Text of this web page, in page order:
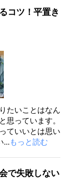
コツ！平置き
たいことはなん
思っています。
ていいとは思い
... もっと読む
で失敗しない